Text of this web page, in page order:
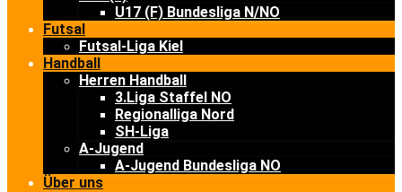
U17 (F) Bundesliga N/NO
Futsal
Futsal-Liga Kiel
Handball
Herren Handball
3.Liga Staffel NO
Regionalliga Nord
SH-Liga
A-Jugend
A-Jugend Bundesliga NO
Über uns